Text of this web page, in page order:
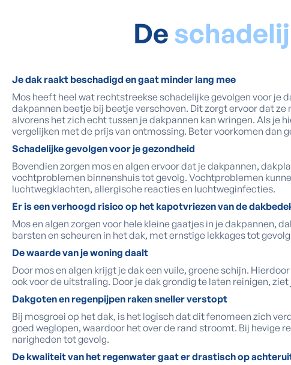
De
Je dak raakt beschadigd en gaat minder lang mee
Mos heeft heel wat rechtstreekse schadelijke gevolgen voor je
dakpannen beetje bij beetje verschoven. Dit zorgt ervoor dat
alvorens het zich echt tussen je dakpannen kan wringen. Als je
vergelijken met de prijs van ontmossing. Beter voorkomen dan
Schadelijke gevolgen voor je gezondheid
Bovendien zorgen mos en algen ervoor dat je dakpannen,
vochtproblemen binnenshuis tot gevolg. Vochtproblemen
luchtwegklachten, allergische reacties en luchtweginfecties.
Er is een verhoogd risico op het kapotvriezen van de
Mos en algen zorgen voor hele kleine gaatjes in je dakpannen,
barsten en scheuren in het dak, met ernstige lekkages tot
De waarde van je woning daalt
Door mos en algen krijgt je dak een vuile, groene schijn.
ook voor de uitstraling. Door je dak grondig te laten reinigen,
Dakgoten en regenpijpen raken sneller verstopt
Bij mosgroei op het dak, is het logisch dat dit fenomeen zich
goed weglopen, waardoor het over de rand stroomt. Bij hevige
narigheden tot gevolg.
De kwaliteit van het regenwater gaat er drastisch op